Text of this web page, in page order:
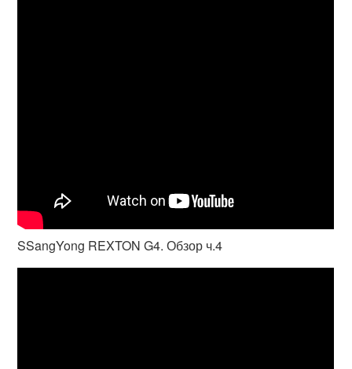
SSangYong REXTON G4. Обзор ч.4